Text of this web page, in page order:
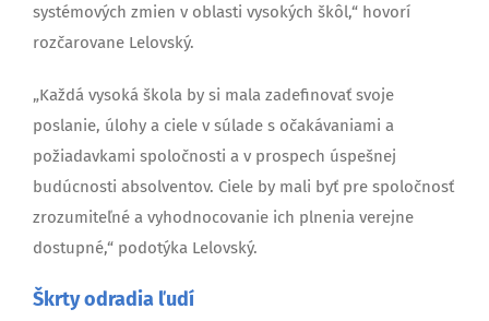
systémových zmien v oblasti vysokých škôl,“ hovorí
rozčarovane Lelovský.
„Každá vysoká škola by si mala zadefinovať svoje
poslanie, úlohy a ciele v súlade s očakávaniami a
požiadavkami spoločnosti a v prospech úspešnej
budúcnosti absolventov. Ciele by mali byť pre spoločnosť
zrozumiteľné a vyhodnocovanie ich plnenia verejne
dostupné,“ podotýka Lelovský.
Škrty odradia ľudí